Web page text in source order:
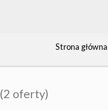
Strona główna
(2 oferty)